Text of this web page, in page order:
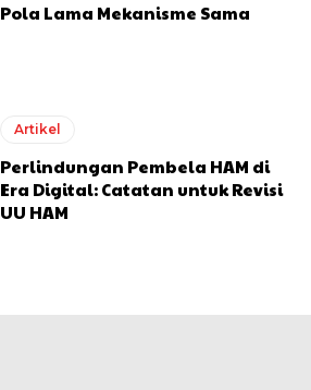
Pola Lama Mekanisme Sama
Artikel
Perlindungan Pembela HAM di
Era Digital: Catatan untuk Revisi
UU HAM